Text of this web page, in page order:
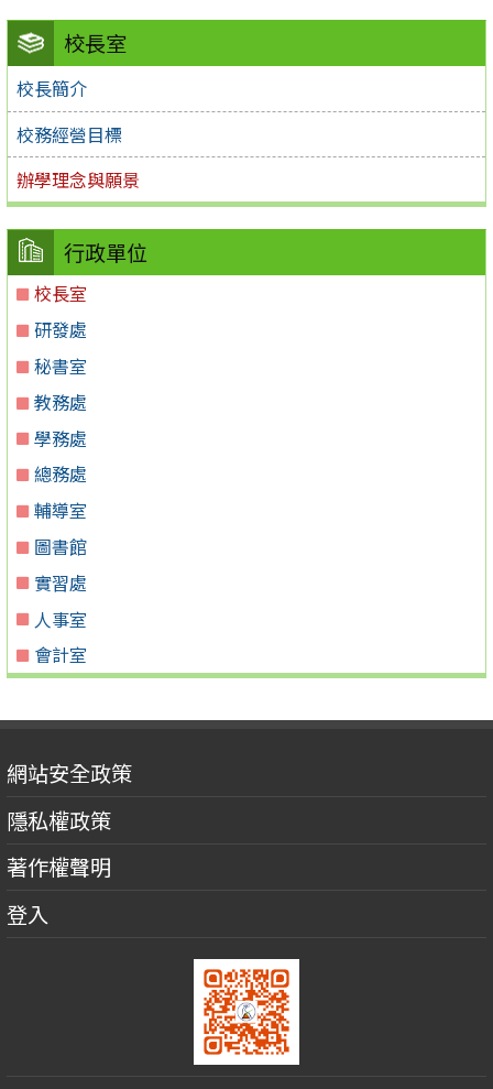
校長室
校長簡介
校務經營目標
辦學理念與願景
行政單位
校長室
研發處
秘書室
教務處
學務處
總務處
輔導室
圖書館
實習處
人事室
會計室
網站安全政策
隱私權政策
著作權聲明
登入